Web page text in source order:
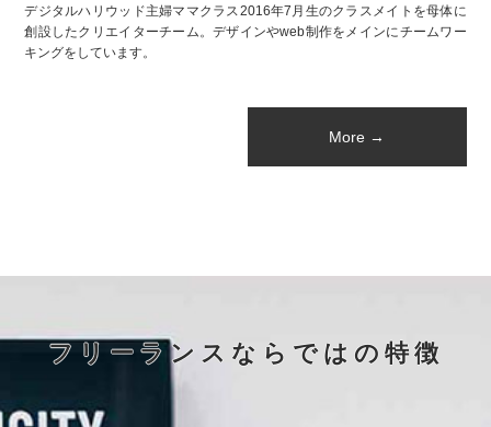
デジタルハリウッド主婦ママクラス2016年7月生のクラスメイトを母体に
創設したクリエイターチーム。デザインやweb制作をメインにチームワー
キングをしています。
More →
フリーランスならではの特徴